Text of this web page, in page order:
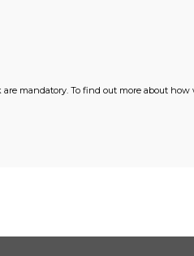
mandatory. To find out more about how